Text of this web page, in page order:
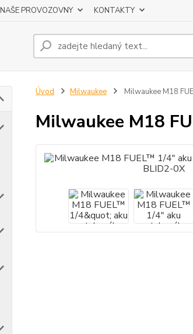
NAŠE PROVOZOVNY KONTAKTY
Úvod Milwaukee Milwaukee M18
Milwaukee M18